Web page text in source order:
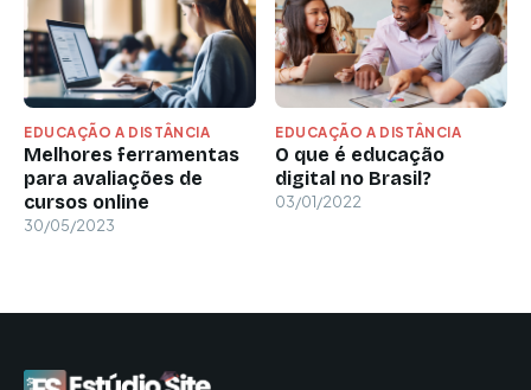
EDUCAÇÃO A DISTÂNCIA
Melhores ferramentas
para avaliações de
cursos online
30/05/2023
EDUCAÇÃO A DISTÂNCIA
O que é educação
digital no Brasil?
03/01/2022